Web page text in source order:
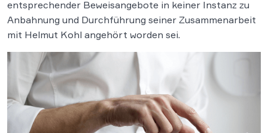
entsprechender Beweisangebote in keiner Instanz zu
Anbahnung und Durchführung seiner Zusammenarbeit
mit Helmut Kohl angehört worden sei.